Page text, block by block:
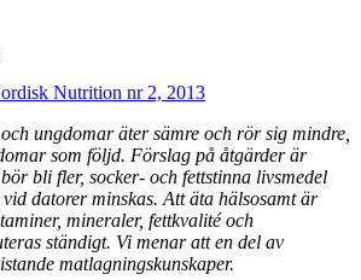
Nutrition nr 2, 2013
ungdomar äter sämre och rör sig mindre,
som följd. Förslag på åtgärder är
bli fler, socker- och fettstinna livsmedel
datorer minskas. Att äta hälsosamt är
mineraler, fettkvalité och
ständigt. Vi menar att en del av
matlagningskunskaper.